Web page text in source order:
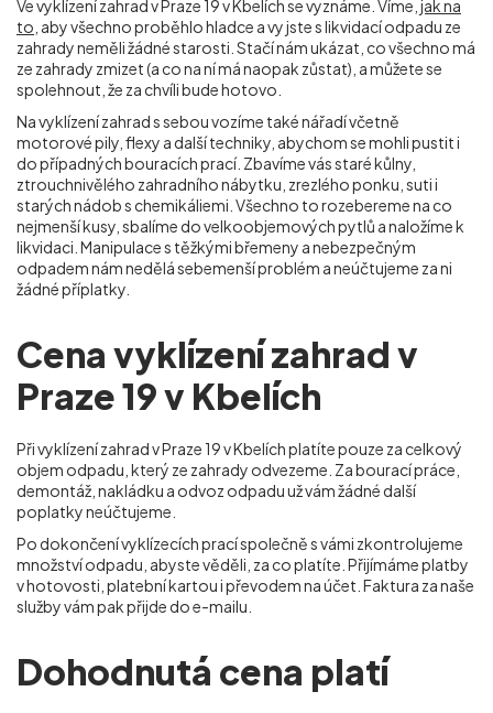
Ve vyklízení zahrad v Praze 19 v Kbelíchse vyznáme. Víme, jak na
to , aby všechno proběhlo hladce a vy jste s likvidací odpadu ze
zahrady neměli žádné starosti. Stačí nám ukázat, co všechno má
ze zahrady zmizet (a co na ní má naopak zůstat), a můžete se
spolehnout, že za chvíli bude hotovo.
Na vyklízení zahrad s sebou vozíme také nářadí včetně
motorové pily, flexy a další techniky, abychom se mohli pustit i
do případných bouracích prací. Zbavíme vás staré kůlny,
ztrouchnivělého zahradního nábytku, zrezlého ponku, suti i
starých nádob s chemikáliemi. Všechno to rozebereme na co
nejmenší kusy, sbalíme do velkoobjemových pytlů a naložíme k
likvidaci. Manipulace s těžkými břemeny a nebezpečným
odpadem nám nedělá sebemenší problém a neúčtujeme za ni
žádné příplatky.
Cena vyklízení zahrad v
Praze 19 v Kbelích
Při vyklízení zahrad v Praze 19 v Kbelíchplatíte pouze za celkový
objem odpadu, který ze zahrady odvezeme. Za bourací práce,
demontáž, nakládku a odvoz odpadu už vám žádné další
poplatky neúčtujeme.
Po dokončení vyklízecích prací společně s vámi zkontrolujeme
množství odpadu, abyste věděli, za co platíte. Přijímáme platby
v hotovosti, platební kartou i převodem na účet. Faktura za naše
služby vám pak přijde do e-mailu.
Dohodnutá cena platí